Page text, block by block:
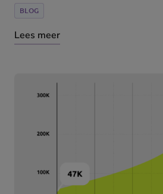
BLOG
Lees meer